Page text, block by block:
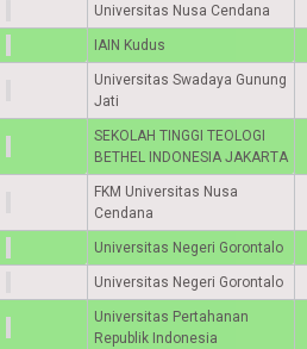
Universitas Nusa Cendana
IAIN Kudus
Universitas Swadaya Gunung
Jati
SEKOLAH TINGGI TEOLOGI
BETHEL INDONESIA JAKARTA
FKM Universitas Nusa
Cendana
Universitas Negeri Gorontalo
Universitas Negeri Gorontalo
Universitas Pertahanan
Republik Indonesia